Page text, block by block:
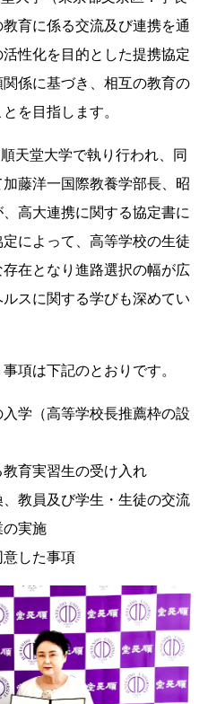
育に係る交流及び連携を通
性化を目的とした提携協定
係に基づき、相互の教育の
を目指します。
天堂大学で執り行われ、同
藤洋一国際教養学部長、昭
高大連携に関する協定書に
によって、高等学校の生徒
在となり進路選択の幅が広
スに関する学びも深めてい
項は下記のとおりです。
学（高等学校長推薦枠の設
育実習生の受け入れ
教員及び学生・生徒の交流
実施
した事項